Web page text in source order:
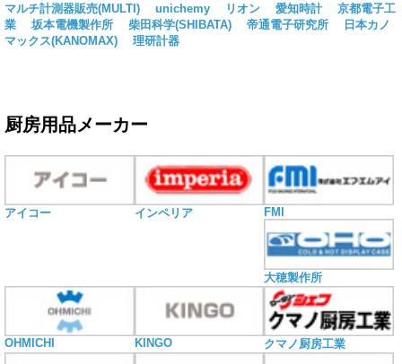
マルチ計測器販売(MULTI)
unichemy リオン 愛知時計
京都電子工
業
坂本電機製作所 柴田科学(SHIBATA) 帝通電子研究所
日本カノ
マックス(KANOMAX)
理研計器
厨房用品メーカー
アイコー インペリア FMI
大穂製作所
OHMICHI KINGO クマノ厨房工業